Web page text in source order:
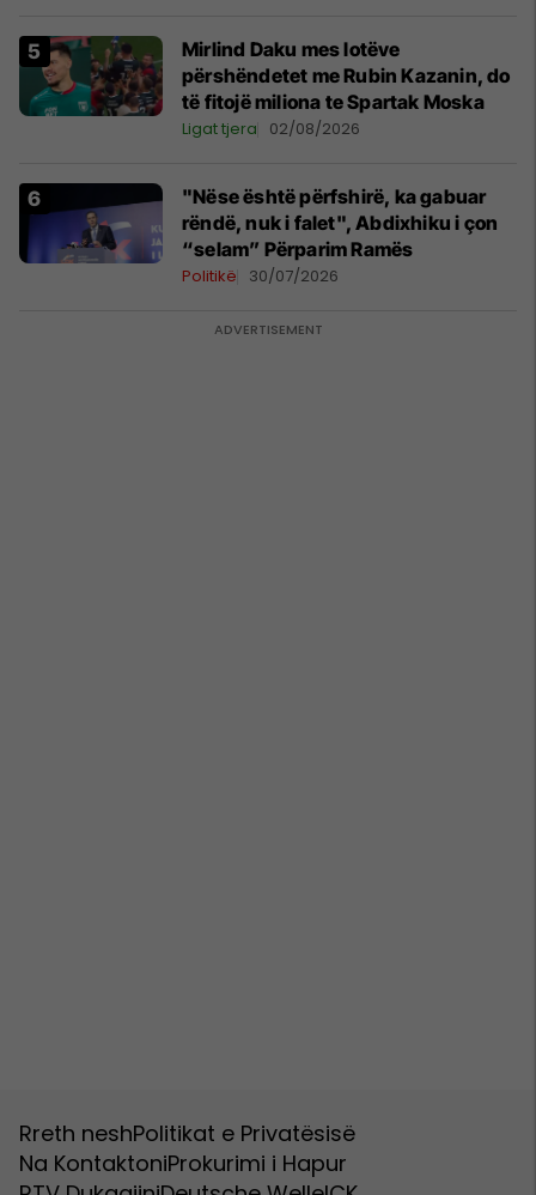
Mirlind Daku mes lotëve
përshëndetet me Rubin Kazanin, do
të fitojë miliona te Spartak Moska
Ligat tjera 02/08/2026
"Nëse është përfshirë, ka gabuar
rëndë, nuk i falet", Abdixhiku i çon
“selam” Përparim Ramës
Politikë 30/07/2026
Rreth neshPolitikat e Privatësisë
Na KontaktoniProkurimi i Hapur